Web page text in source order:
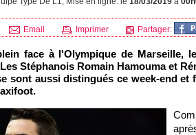
Email Imprimer Partager:
face à l'Olympique de Marseille,
Stéphanois Romain Hamouma et
sont aussi distingués ce week-end et